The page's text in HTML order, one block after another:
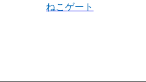
ねこゲート